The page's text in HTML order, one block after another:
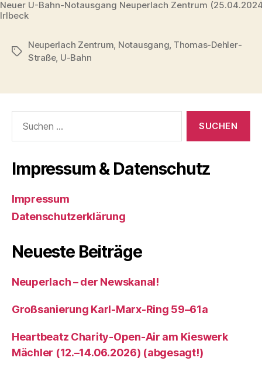
Neuer U-Bahn-Notausgang Neuperlach Zentrum
Irlbeck
Schlagwörter
Neuperlach Zentrum, Notausgang, Thomas-Dehler-
Straße, U-Bahn
nach:
Impressum & Datenschutz
Impressum
Datenschutzerklärung
Neueste Beiträge
Neuperlach – der Newskanal!
Großsanierung Karl-Marx-Ring 59–61a
Heartbeatz Charity-Open-Air am Kieswerk
Mächler (12.–14.06.2026) (abgesagt!)